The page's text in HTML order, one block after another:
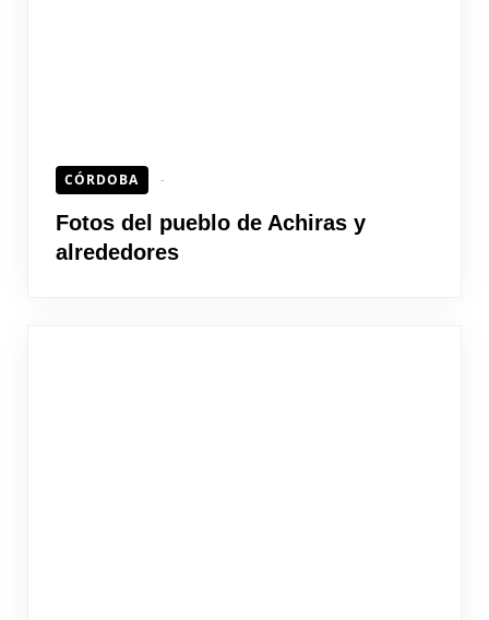
CÓRDOBA
Fotos del pueblo de Achiras y
alrededores